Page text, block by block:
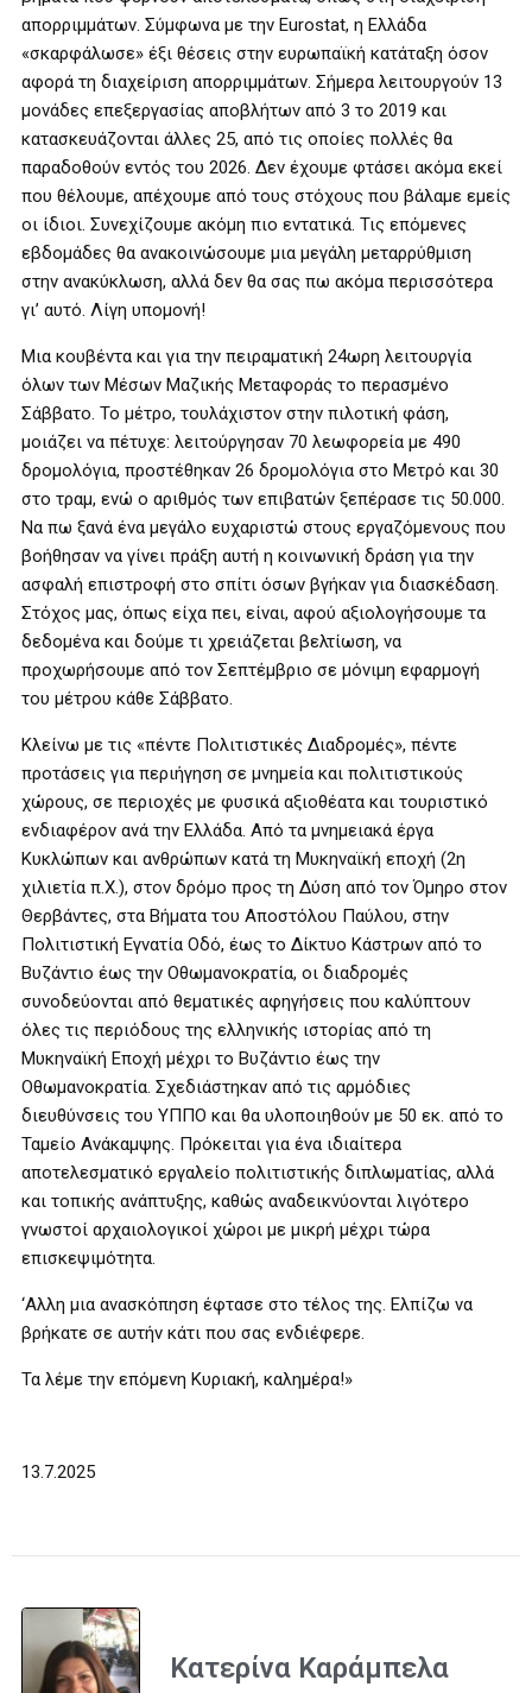
απορριμμάτων. Σύμφωνα με την Eurostat, η Ελλάδα
«σκαρφάλωσε» έξι θέσεις στην ευρωπαϊκή κατάταξη όσον
αφορά τη διαχείριση απορριμμάτων. Σήμερα λειτουργούν 13
μονάδες επεξεργασίας αποβλήτων από 3 το 2019 και
κατασκευάζονται άλλες 25, από τις οποίες πολλές θα
παραδοθούν εντός του 2026. Δεν έχουμε φτάσει ακόμα εκεί
που θέλουμε, απέχουμε από τους στόχους που βάλαμε εμείς
οι ίδιοι. Συνεχίζουμε ακόμη πιο εντατικά. Τις επόμενες
εβδομάδες θα ανακοινώσουμε μια μεγάλη μεταρρύθμιση
στην ανακύκλωση, αλλά δεν θα σας πω ακόμα περισσότερα
γι’ αυτό. Λίγη υπομονή!
Μια κουβέντα και για την πειραματική 24ωρη λειτουργία
όλων των Μέσων Μαζικής Μεταφοράς το περασμένο
Σάββατο. Το μέτρο, τουλάχιστον στην πιλοτική φάση,
μοιάζει να πέτυχε: λειτούργησαν 70 λεωφορεία με 490
δρομολόγια, προστέθηκαν 26 δρομολόγια στο Μετρό και 30
στο τραμ, ενώ ο αριθμός των επιβατών ξεπέρασε τις 50.000.
Να πω ξανά ένα μεγάλο ευχαριστώ στους εργαζόμενους που
βοήθησαν να γίνει πράξη αυτή η κοινωνική δράση για την
ασφαλή επιστροφή στο σπίτι όσων βγήκαν για διασκέδαση.
Στόχος μας, όπως είχα πει, είναι, αφού αξιολογήσουμε τα
δεδομένα και δούμε τι χρειάζεται βελτίωση, να
προχωρήσουμε από τον Σεπτέμβριο σε μόνιμη εφαρμογή
του μέτρου κάθε Σάββατο.
Κλείνω με τις «πέντε Πολιτιστικές Διαδρομές», πέντε
προτάσεις για περιήγηση σε μνημεία και πολιτιστικούς
χώρους, σε περιοχές με φυσικά αξιοθέατα και τουριστικό
ενδιαφέρον ανά την Ελλάδα. Από τα μνημειακά έργα
Κυκλώπων και ανθρώπων κατά τη Μυκηναϊκή εποχή (2η
χιλιετία π.Χ.), στον δρόμο προς τη Δύση από τον Όμηρο στον
Θερβάντες, στα Βήματα του Αποστόλου Παύλου, στην
Πολιτιστική Εγνατία Οδό, έως το Δίκτυο Κάστρων από το
Βυζάντιο έως την Οθωμανοκρατία, οι διαδρομές
συνοδεύονται από θεματικές αφηγήσεις που καλύπτουν
όλες τις περιόδους της ελληνικής ιστορίας από τη
Μυκηναϊκή Εποχή μέχρι το Βυζάντιο έως την
Οθωμανοκρατία. Σχεδιάστηκαν από τις αρμόδιες
διευθύνσεις του ΥΠΠΟ και θα υλοποιηθούν με 50 εκ. από το
Ταμείο Ανάκαμψης. Πρόκειται για ένα ιδιαίτερα
αποτελεσματικό εργαλείο πολιτιστικής διπλωματίας, αλλά
και τοπικής ανάπτυξης, καθώς αναδεικνύονται λιγότερο
γνωστοί αρχαιολογικοί χώροι με μικρή μέχρι τώρα
επισκεψιμότητα.
‘Αλλη μια ανασκόπηση έφτασε στο τέλος της. Ελπίζω να
βρήκατε σε αυτήν κάτι που σας ενδιέφερε.
Τα λέμε την επόμενη Κυριακή, καλημέρα!»
13.7.2025
Κατερίνα Καράμπελα